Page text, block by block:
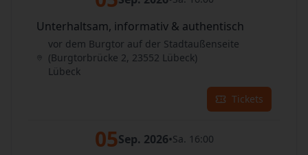
Unterhaltsam, informativ & authentisch
vor dem Burgtor auf der Stadtaußenseite
(Burgtorbrücke 2, 23552 Lübeck)
Lübeck
Tickets
05Sep. 2026•Sa. 16:00